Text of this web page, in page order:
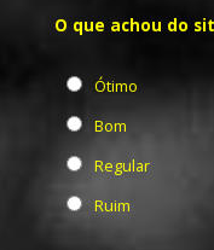
O que achou do
Ótimo
Bom
Regular
Ruim